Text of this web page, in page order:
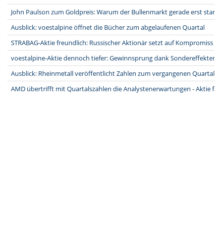
John Paulson zum Goldpreis: Warum der Bullenmarkt gerade erst
Ausblick: voestalpine öffnet die Bücher zum abgelaufenen Quartal
STRABAG-Aktie freundlich: Russischer Aktionär setzt auf Kompromiss
voestalpine-Aktie dennoch tiefer: Gewinnsprung dank Sondereffekten
Ausblick: Rheinmetall veröffentlicht Zahlen zum vergangenen Quartal
AMD übertrifft mit Quartalszahlen die Analystenerwartungen - Aktie